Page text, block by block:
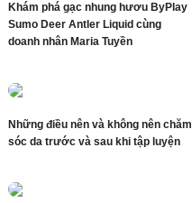
Khám phá gạc nhung hươu ByPlay
Sumo Deer Antler Liquid cùng
doanh nhân Maria Tuyền
Những điều nên và không nên chăm
sóc da trước và sau khi tập luyện